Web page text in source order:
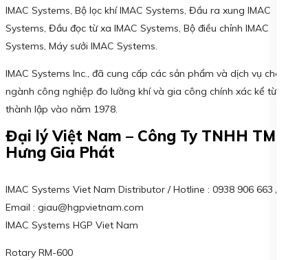
IMAC Systems, Bộ lọc khí IMAC Systems, Đầu ra xung IMAC
Systems, Đầu đọc từ xa IMAC Systems, Bộ điều chỉnh IMAC
Systems, Máy sưởi IMAC Systems.
IMAC Systems Inc., đã cung cấp các sản phẩm và dịch vụ cho
ngành công nghiệp đo lường khí và gia công chính xác kể từ khi
thành lập vào năm 1978.
Đại lý Việt Nam – Công Ty TNHH TM KT
Hưng Gia Phát
IMAC Systems Viet Nam Distributor / Hotline : 0938 906 663 /
Email : giau@hgpvietnam.com
IMAC Systems HGP Viet Nam
Rotary RM-600